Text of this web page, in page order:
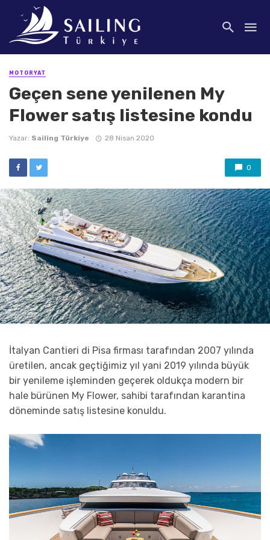
MOTORYAT
Geçen sene yenilenen My
Flower satış listesine kondu
Yazar: Sailing Türkiye 28 Nisan 2020
0
İtalyan Cantieri di Pisa firması tarafından 2007 yılında
üretilen, ancak geçtiğimiz yıl yani 2019 yılında büyük
bir yenileme işleminden geçerek oldukça modern bir
hale bürünen My Flower, sahibi tarafından karantina
döneminde satış listesine konuldu.